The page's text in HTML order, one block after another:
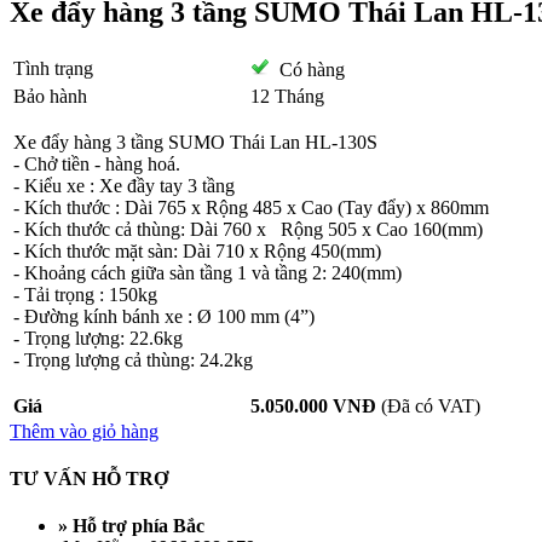
Xe đẩy hàng 3 tầng SUMO Thái Lan HL-
Tình trạng
Có hàng
Bảo hành
12 Tháng
Xe đẩy hàng 3 tầng SUMO Thái Lan HL-130S
- Chở tiền - hàng hoá.
- Kiểu xe : Xe đầy tay 3 tầng
- Kích thước : Dài 765 x Rộng 485 x Cao (Tay đẩy) x 860mm
- Kích thước cả thùng: Dài 760 x Rộng 505 x Cao 160(mm)
- Kích thước mặt sàn: Dài 710 x Rộng 450(mm)
- Khoảng cách giữa sàn tầng 1 và tầng 2: 240(mm)
- Tải trọng : 150kg
- Đường kính bánh xe : Ø 100 mm (4”)
- Trọng lượng: 22.6kg
- Trọng lượng cả thùng: 24.2kg
Giá 5.050.000 VNĐ (Đã có VAT)
Thêm vào giỏ hàng
TƯ VẤN HỖ TRỢ
» Hỗ trợ phía Bắc